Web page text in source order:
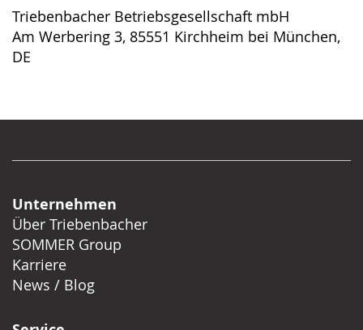
Triebenbacher Betriebsgesellschaft mbH
Am Werbering 3, 85551 Kirchheim bei München,
DE
Unternehmen
Über Triebenbacher
SOMMER Group
Karriere
News / Blog